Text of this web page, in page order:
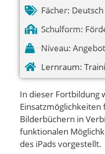
Fächer: Deutsch
Schulform:
Niveau:
Lernraum:
In dieser Fortbildung
Bilderbüchern in
funktionalen
des iPads vorgestellt.